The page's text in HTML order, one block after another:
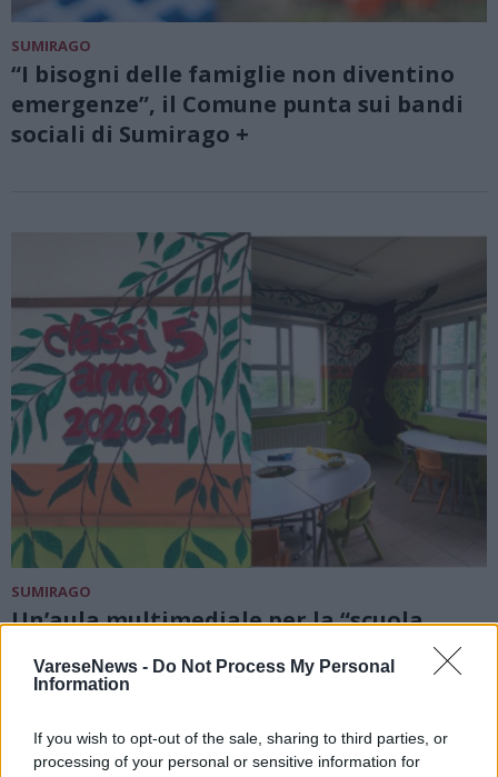
VareseNews - Do Not Process My Personal
Information
If you wish to opt-out of the sale, sharing to third parties, or
processing of your personal or sensitive information for
SUMIRAGO
“I bisogni delle famiglie non diventino
emergenze”, il Comune punta sui bandi
sociali di Sumirago +
SUMIRAGO
Un’aula multimediale per la “scuola